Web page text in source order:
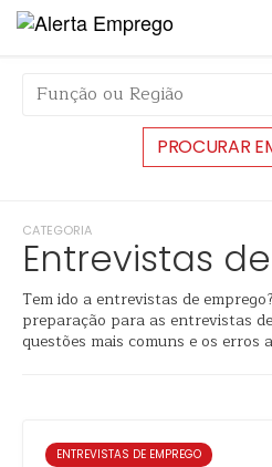
CATEGORIA
Entrevistas
Tem ido a entrevistas de
preparação para as entrevistas
questões mais comuns e os erros
ENTREVISTAS DE EMPREGO